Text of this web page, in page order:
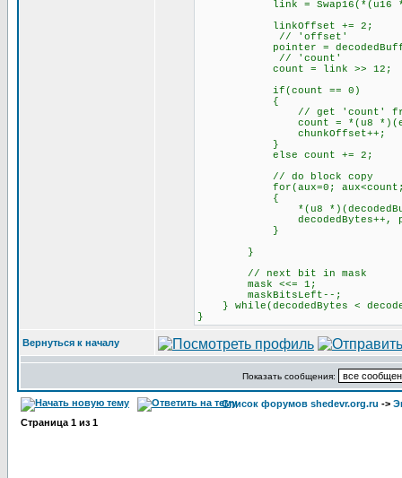
link = Swap16(*(u16
linkOffset += 2;
// 'offset'
pointer = decodedBuffer
// 'count'
count = link >> 12;
if(count == 0)
{
// get 'count' from
count = *(u8
chunkOffset++;
}
else count += 2;
// do block copy
for(aux=0; aux<count;
{
*(u8 *)(decodedBuffer +
decodedBytes++,
}
}
// next bit in mask
mask <<= 1;
maskBitsLeft--;
} while(decodedBytes <
}
Вернуться к началу
Показать сообщения:
Список форумов shedevr.org.ru ->
Страница 1 из 1